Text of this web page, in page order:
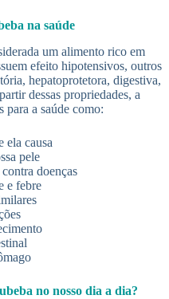
na saúde
um alimento rico em
efeito hipotensivos, outros
hepatoprotetora, digestiva,
dessas propriedades, a
para a saúde como:
ela causa
pele
doenças
e febre
no nosso dia a dia?